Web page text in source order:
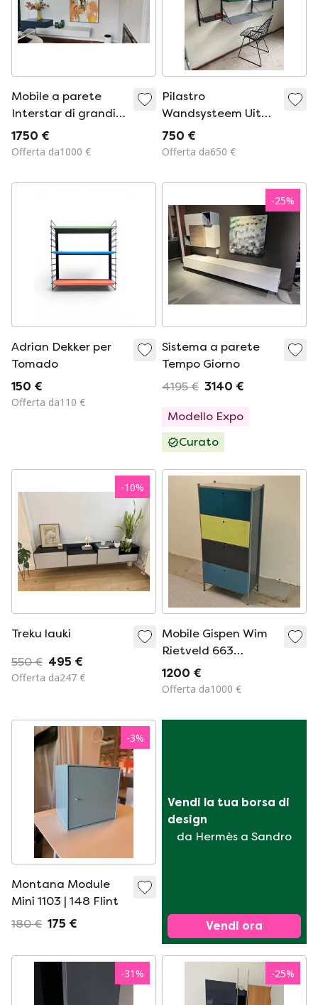
Mobile a parete
Interstar di grandi
dimensioni (293 cm)
– Laccato argento,
1750 €
Offerta da1000 €
Pilastro
Wandsysteem Uit
Jaren 50 Door Tjerk
Rijenga
750 €
Offerta da650 €
Adrian Dekker per
Tomado
150 €
Offerta da110 €
-25%
Sistema a parete
Tempo Giorno
4195 € 3140 €
Modello Expo
Curato
-10%
Treku lauki
550 € 495 €
Offerta da247 €
Mobile Gispen Wim
Rietveld 663
vintage
1200 €
Offerta da1000 €
-3%
Montana Module
Mini 1103 | 148 Flint
180 € 175 €
Vendi la tua borsa di
design
da Hermès a Sandro
Vendi ora
-31% -25%